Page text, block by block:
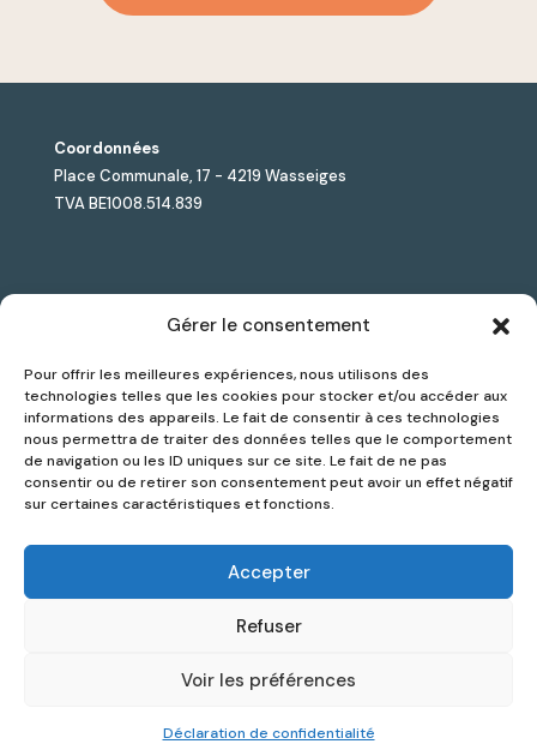
Gérer le consentement
Pour offrir les meilleures expériences, nous utilisons des
technologies telles que les cookies pour stocker et/ou accéder aux
informations des appareils. Le fait de consentir à ces technologies
nous permettra de traiter des données telles que le comportement
de navigation ou les ID uniques sur ce site. Le fait de ne pas
consentir ou de retirer son consentement peut avoir un effet négatif
sur certaines caractéristiques et fonctions.
Accepter
Refuser
Voir les préférences
Déclaration de confidentialité
Coordonnées
Place Communale, 17 - 4219 Wasseiges
TVA BE1008.514.839
Jules Lesmart est le premier accélérateur de solutions
sélection d’outils innovants, accompagnement sur
mesure et suivi de projet.
Politique de confidentialité
© Jules Lesmart 2024